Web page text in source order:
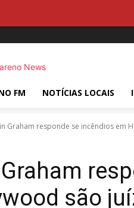
FM NOTÍCIAS LOCAIS
Graham responde se incêndios em
são